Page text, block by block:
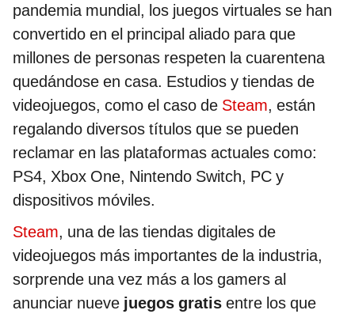
pandemia mundial, los juegos virtuales se han
convertido en el principal aliado para que
millones de personas respeten la cuarentena
quedándose en casa. Estudios y tiendas de
videojuegos, como el caso de Steam, están
regalando diversos títulos que se pueden
reclamar en las plataformas actuales como:
PS4, Xbox One, Nintendo Switch, PC y
dispositivos móviles.
Steam, una de las tiendas digitales de
videojuegos más importantes de la industria,
sorprende una vez más a los gamers al
anunciar nueve juegos gratis entre los que